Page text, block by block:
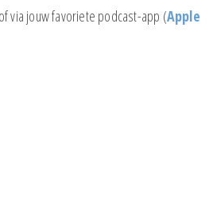
via jouw favoriete podcast-app (Apple